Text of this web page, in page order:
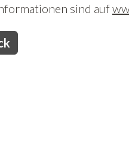
sind auf